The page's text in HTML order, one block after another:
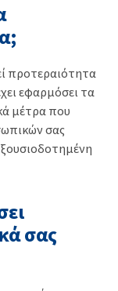
προτεραιότητα
εφαρμόσει τα
μέτρα που
σας
σας